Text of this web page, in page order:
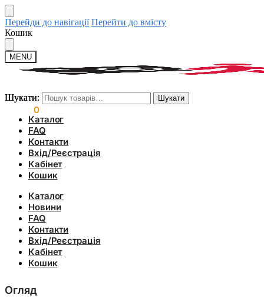
Перейди до навігації Перейти до вмісту
Кошик
MENU
Шукати: Шукати
0
Шукати: Шукати
Каталог
FAQ
Контакти
Вхід/Реєстрація
Кабінет
Кошик
Каталог
Новини
FAQ
Контакти
Вхід/Реєстрація
Кабінет
Кошик
Огляд